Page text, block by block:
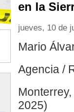
en la
jueves, 10 de
Mario
Agencia /
2025)